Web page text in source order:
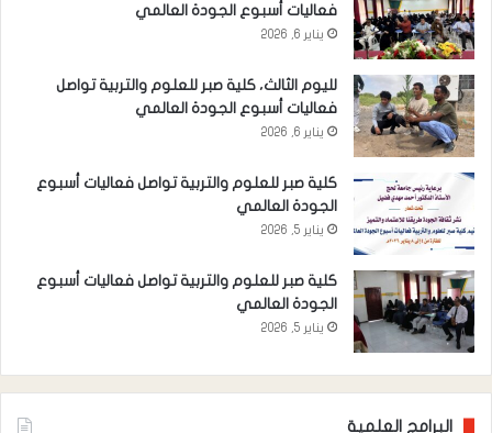
فعاليات أسبوع الجودة العالمي
يناير 6, 2026
لليوم الثالث، كلية صبر للعلوم والتربية تواصل
فعاليات أسبوع الجودة العالمي
يناير 6, 2026
كلية صبر للعلوم والتربية تواصل فعاليات أسبوع
الجودة العالمي
يناير 5, 2026
كلية صبر للعلوم والتربية تواصل فعاليات أسبوع
الجودة العالمي
يناير 5, 2026
البرامج العلمية